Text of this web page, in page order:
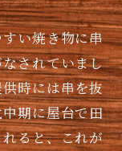
い焼き物に串
されていまし
時には串を抜
期に屋台で田
ると、これが